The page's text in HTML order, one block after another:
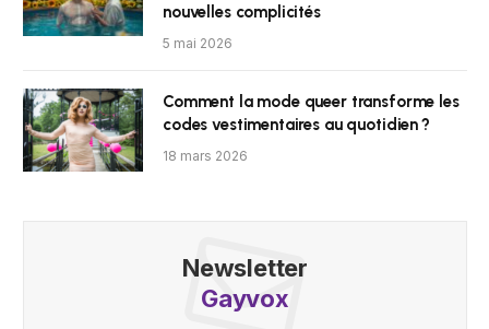
nouvelles complicités
5 mai 2026
Comment la mode queer transforme les
codes vestimentaires au quotidien ?
18 mars 2026
Newsletter
Gayvox